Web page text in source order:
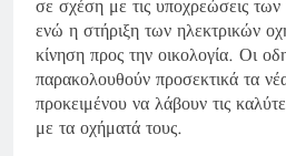
σε σχέση με τις υποχρεώσεις
ενώ η στήριξη των ηλεκτρικών
κίνηση προς την οικολογία. Οι
παρακολουθούν προσεκτικά τα
προκειμένου να λάβουν τις
με τα οχήματά τους.